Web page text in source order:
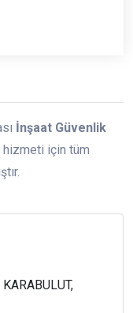
İnşaat Güvenlik
hizmeti için tüm